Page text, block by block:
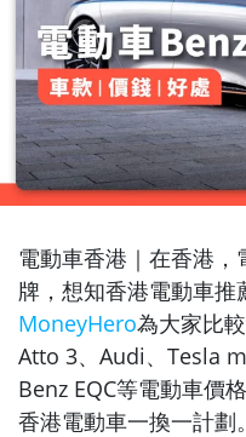
電動車香港｜在香港
牌，想知香港電動車推
MoneyHero為大家比
Atto 3、Audi、Tesla
Benz EQC等電動車價
香港電動車一換一計劃。